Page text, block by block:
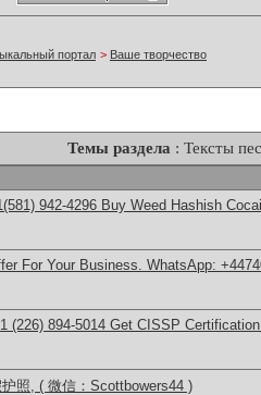
портал > Ваше творчество
Темы раздела : Тексты
942-4296 Buy Weed Hashish
For Your Business. WhatsApp:
(226) 894-5014​ Get CISSP
照, ( 微信：Scottbowers44 )